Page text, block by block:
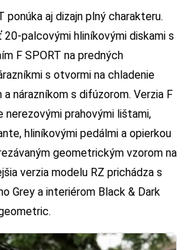
ponúka aj dizajn plný charakteru.
palcovými hliníkovými diskami s
F SPORT na predných
s otvormi na chladenie
nárazníkom s difúzorom. Verzia F
nerezovými prahovými lištami,
hliníkovými pedálmi a opierkou
geometrickým vzorom na
verzia modelu RZ prichádza s
Grey a interiérom Black & Dark